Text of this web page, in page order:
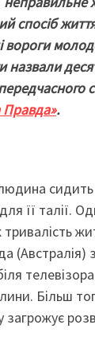
спосіб
вороги
назвали
».
сидить
її талії.
(Австралія)
Більш
загрожує